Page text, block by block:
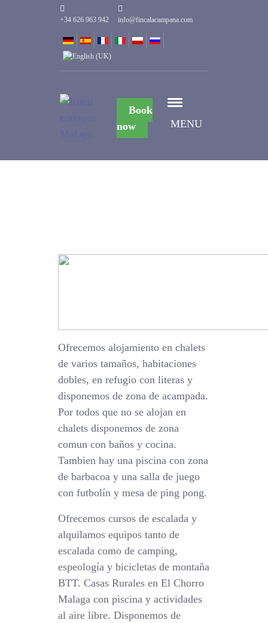
+34 626 963 942 info@fincalacampana.com
MENU
Book
now
Ofrecemos alojamiento en chalets
de varios tamaños, habitaciones
dobles, en refugio con literas y
disponemos de zona de acampada.
Por todos que no se alojan en
chalets disponemos de zona
comun con baños y cocina.
Tambien hay una piscina con zona
de barbacoa y una salla de juego
con futbolín y mesa de ping pong.
Ofrecemos cursos de escalada y
alquilamos equipos tanto de
escalada como de camping,
espeología y bicicletas de montaña
BTT. Casas Rurales en El Chorro
Malaga con piscina y actividades
al aire libre. Disponemos de